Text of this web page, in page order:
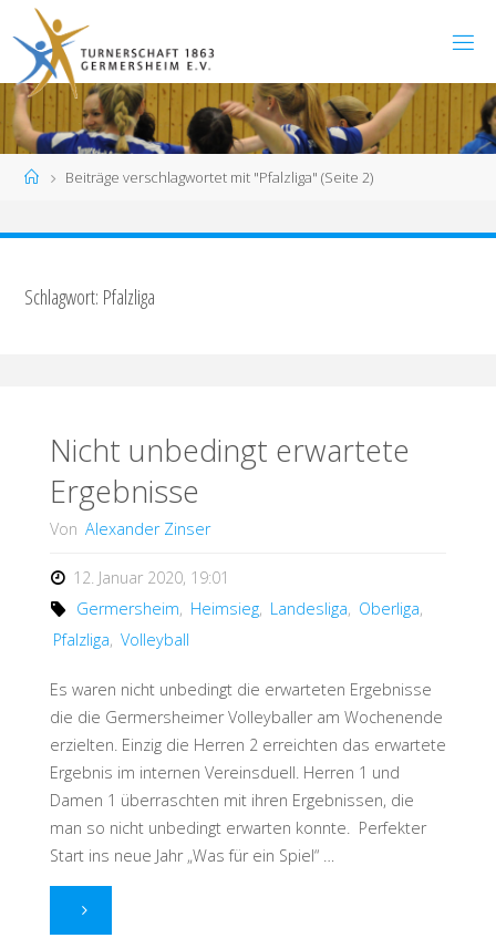
Inhalt
springen
StartBeiträge verschlagwortet mit "Pfalzliga" (Seite 2)
Schlagwort: Pfalzliga
Nicht unbedingt erwartete
Ergebnisse
Von Alexander Zinser
12. Januar 2020, 19:01
Germersheim, Heimsieg, Landesliga, Oberliga,
Pfalzliga, Volleyball
Es waren nicht unbedingt die erwarteten Ergebnisse
die die Germersheimer Volleyballer am Wochenende
erzielten. Einzig die Herren 2 erreichten das erwartete
Ergebnis im internen Vereinsduell. Herren 1 und
Damen 1 überraschten mit ihren Ergebnissen, die
man so nicht unbedingt erwarten konnte. Perfekter
Start ins neue Jahr „Was für ein Spiel“ …
"Nicht